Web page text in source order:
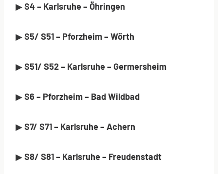
▶S4 – Karlsruhe – Öhringen
▶S5/ S51 – Pforzheim – Wörth
▶S51/ S52 – Karlsruhe – Germersheim
▶S6 – Pforzheim – Bad Wildbad
▶S7/ S71 – Karlsruhe – Achern
▶S8/ S81 – Karlsruhe – Freudenstadt